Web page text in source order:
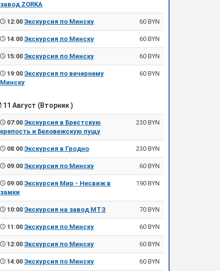
завод ZORKA
12:00Экскурсия по Минску 60 BYN
14:00Экскурсия по Минску 60 BYN
15:00Экскурсия по Минску 60 BYN
19:00Экскурсия по вечернему
Минску
60 BYN
11 Август (Вторник )
07:00Экскурсия в Брестскую
крепость и Беловежскую пущу
230 BYN
08:00Экскурсия в Гродно 230 BYN
09:00Экскурсия по Минску 60 BYN
09:00Экскурсия Мир - Несвиж в
замки
190 BYN
10:00Экскурсия на завод МТЗ 70 BYN
11:00Экскурсия по Минску 60 BYN
12:00Экскурсия по Минску 60 BYN
14:00Экскурсия по Минску 60 BYN